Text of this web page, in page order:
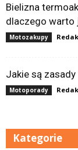
Bielizna
dlaczego warto
Motozakupy
Jakie są
Motoporady
Kategorie